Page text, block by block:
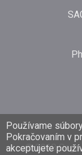
© 2018 Saga
Používame
Pokračovaním v
akceptujete